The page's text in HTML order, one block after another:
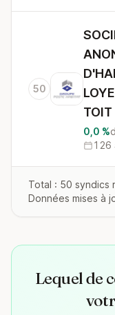
50
TOIT
0,0 %
126
Total : 50 syndics
Données mises à
Lequel de